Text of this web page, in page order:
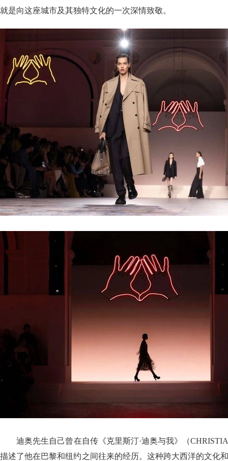
就是向这座城市及其独特文化的一次深情致敬。
迪奥先生自己曾在自传《克里斯汀·迪奥与我》（
描述了他在巴黎和纽约之间往来的经历。这种跨大西洋的文化